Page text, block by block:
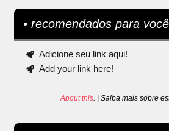
• recomendados para
Adicione seu link aqui!
Add your link here!
About this. | Saiba mais sobre